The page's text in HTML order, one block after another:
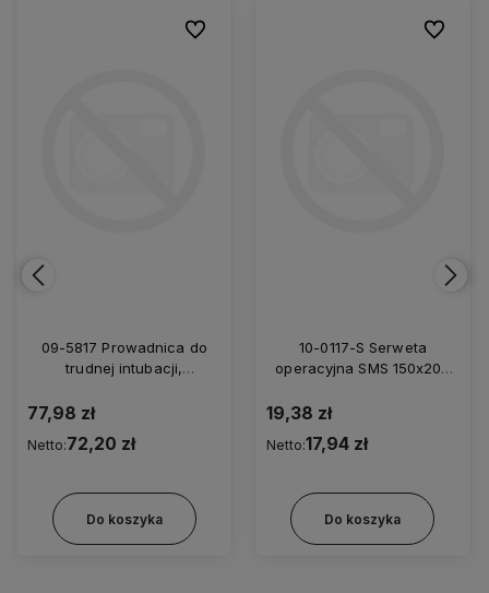
09-5817 Prowadnica do
trudnej intubacji,
jednorazowa z futerałem
77,98 zł
Netto:72,20 zł
Do koszyka
Do ulubionych
Do ulubionych
10-0117-S Serweta
operacyjna SMS 150x200
19,38 zł
Netto:17,94 zł
Do koszyka
Do
Do